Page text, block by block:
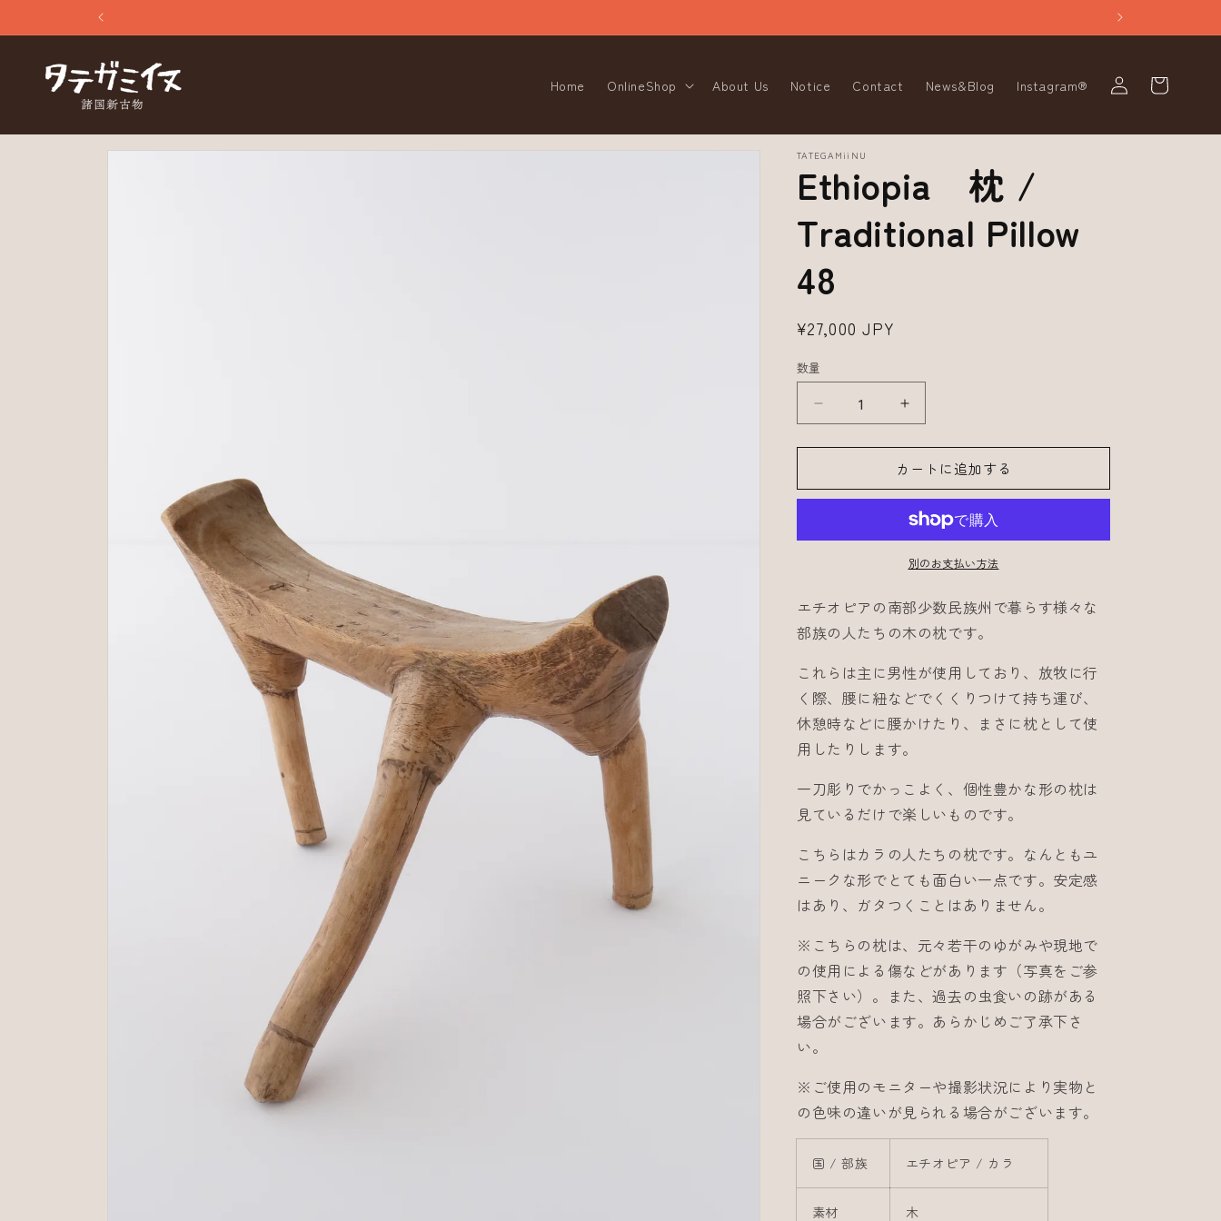
進む
Home OnlineShop About Us Notice Contact News&Blog Instagram®
グ
イ
ー
商品情
TATEGAMiiNU
Ethiopia 枕 /
Traditional Pillow
48
通
価
格
¥27,000 JPY
数量
Ethiopia
Traditional
量
を
ら
す
Ethiopia
/
Traditional
Pillow
48
の
量
を
や
す
カートに追加する
別のお支払い方法
エチオピアの南部少数民族州で暮らす様々な
部族の人たちの木の枕です。
これらは主に男性が使用しており、放牧に行
く際、腰に紐などでくくりつけて持ち運び、
休憩時などに腰かけたり、まさに枕として使
用したりします。
一刀彫りでかっこよく、個性豊かな形の枕は
見ているだけで楽しいものです。
こちらはカラの人たちの枕です。なんともユ
ニークな形でとても面白い一点です。安定感
はあり、ガタつくことはありません。
※こちらの枕は、元々若干のゆがみや現地で
の使用による傷などがあります（写真をご参
照下さい）。また、過去の虫食いの跡がある
場合がございます。あらかじめご了承下さ
い。
※ご使用のモニターや撮影状況により実物と
の色味の違いが見られる場合がございます。
国 / 部族 エチオピア / カラ
素材 木